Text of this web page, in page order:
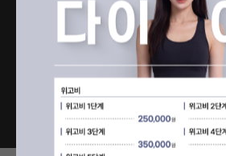
Will it disappear if I have
revision surgery?
#DoubleEyelid #fyp